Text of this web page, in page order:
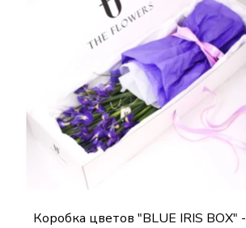
Коробка цветов "BLUE IRIS BOX" -